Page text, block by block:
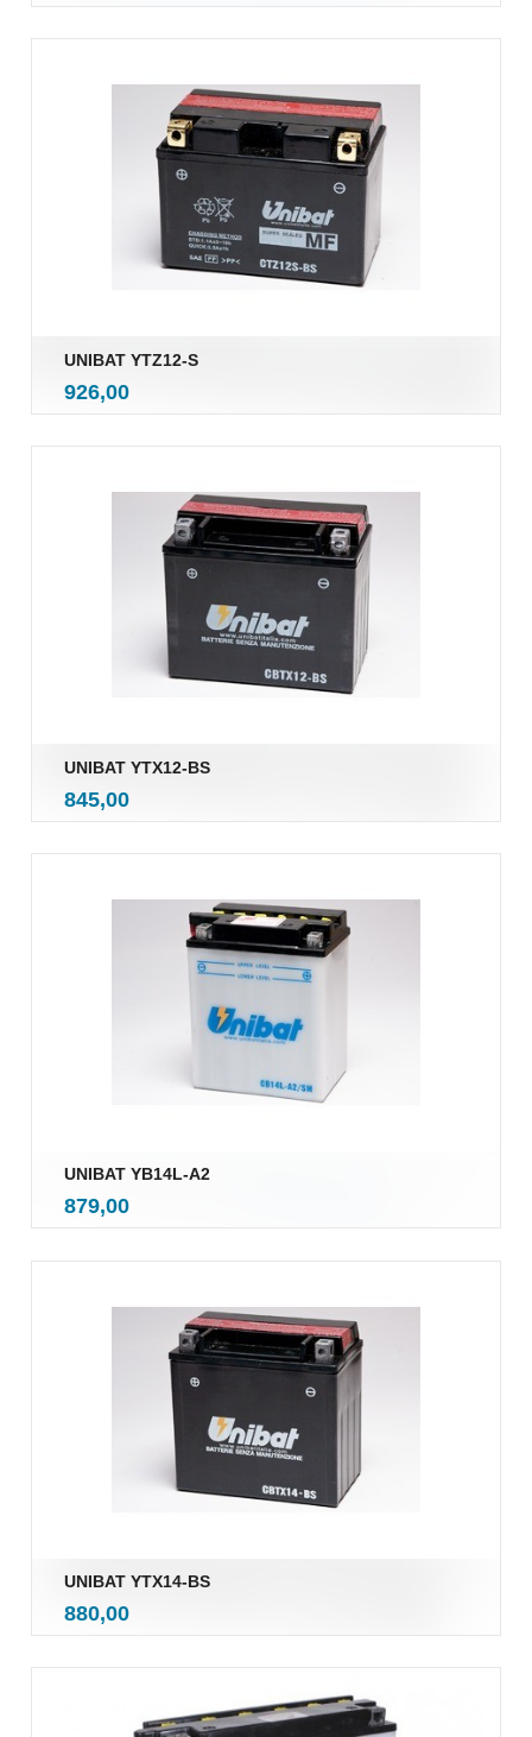
UNIBAT YTZ12-S
Pris
926,00mva.
UNIBAT YTX12-BS
Pris
845,00mva.
UNIBAT YB14L-A2
Pris
879,00mva.
UNIBAT YTX14-BS
Pris
880,00mva.